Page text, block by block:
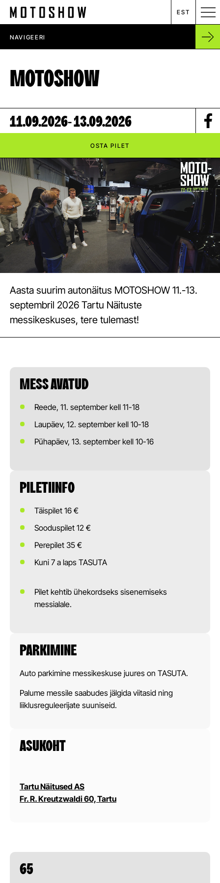
MESSIKALENDER
RENT
ETTEVÕTTEST
UUDISED
KONTAKT
EST
NAVIGEERI
MOTOSHOW
11.09.2026- 13.09.2026
OSTA PILET
Aasta suurim autonäitus MOTOSHOW 11.-13.
septembril 2026 Tartu Näituste
messikeskuses, tere tulemast!
MESS AVATUD
Reede, 11. september kell 11-18
Laupäev, 12. september kell 10-18
Pühapäev, 13. september kell 10-16
PILETIINFO
Täispilet 16 €
Sooduspilet 12 €
Perepilet 35 €
Kuni 7 a laps TASUTA
Pilet kehtib ühekordseks sisenemiseks
messialale.
PARKIMINE
Auto parkimine messikeskuse juures on TASUTA.
Palume messile saabudes jälgida viitasid ning
liiklusreguleerijate suuniseid.
ASUKOHT
Tartu Näitused AS
Fr. R. Kreutzwaldi 60, Tartu
65